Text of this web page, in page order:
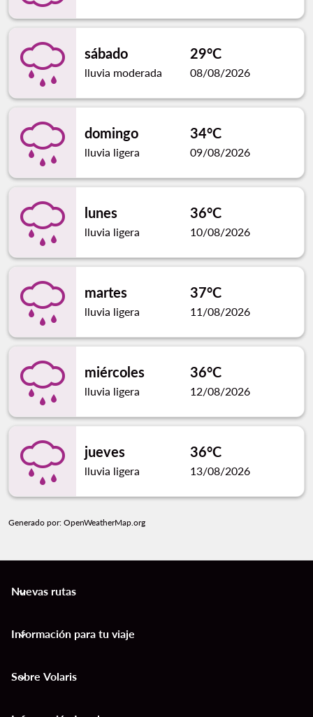
sábado
lluvia moderada
29°C
08/08/2026
domingo
lluvia ligera
34°C
09/08/2026
lunes
lluvia ligera
36°C
10/08/2026
martes
lluvia ligera
37°C
11/08/2026
miércoles
lluvia ligera
36°C
12/08/2026
jueves
lluvia ligera
36°C
13/08/2026
Generado por: OpenWeatherMap.org
Nuevas rutas
keyboard_arrow_down
Información para tu viaje
keyboard_arrow_down
Sobre Volaris
keyboard_arrow_down